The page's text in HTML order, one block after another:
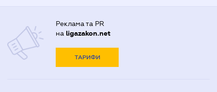
Реклама та PR
на ligazakon.net
ТАРИФИ